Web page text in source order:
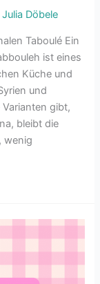
Julia Döbele
Taboulé Ein
ist eines
Küche und
und
gibt,
bleibt die
wenig